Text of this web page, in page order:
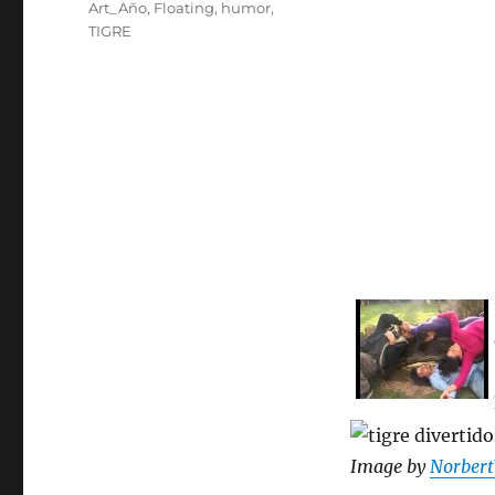
Image by
Etiquetas
Art_Año, Floating, humor,
TIGRE